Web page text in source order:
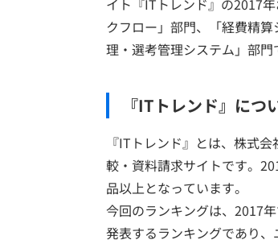
イト『ITトレンド』の2017
クフロー」部門、「経費精
理・選考管理システム」部門
『ITトレンド』につ
『ITトレンド』とは、株式
較・資料請求サイトです。
品以上となっています。
今回のランキングは、2017
発表するランキングであり